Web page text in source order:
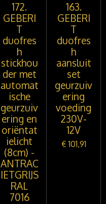
172.
GEBERI
T
duofres
h
stickhou
der met
automat
ische
geurzuiv
ering en
oriëntat
ielicht
(8cm) -
ANTRAC
IETGRIJS
RAL
7016
163.
GEBERI
T
duofres
h
aansluit
set
geurzuiv
ering
voeding
230V-
12V
€ 101,91